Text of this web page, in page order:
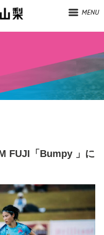
MENU
FUJI「Bumpy 」に